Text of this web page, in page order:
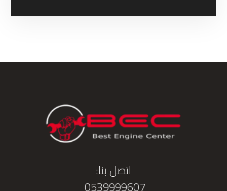
اتصل بنا:
0539999607